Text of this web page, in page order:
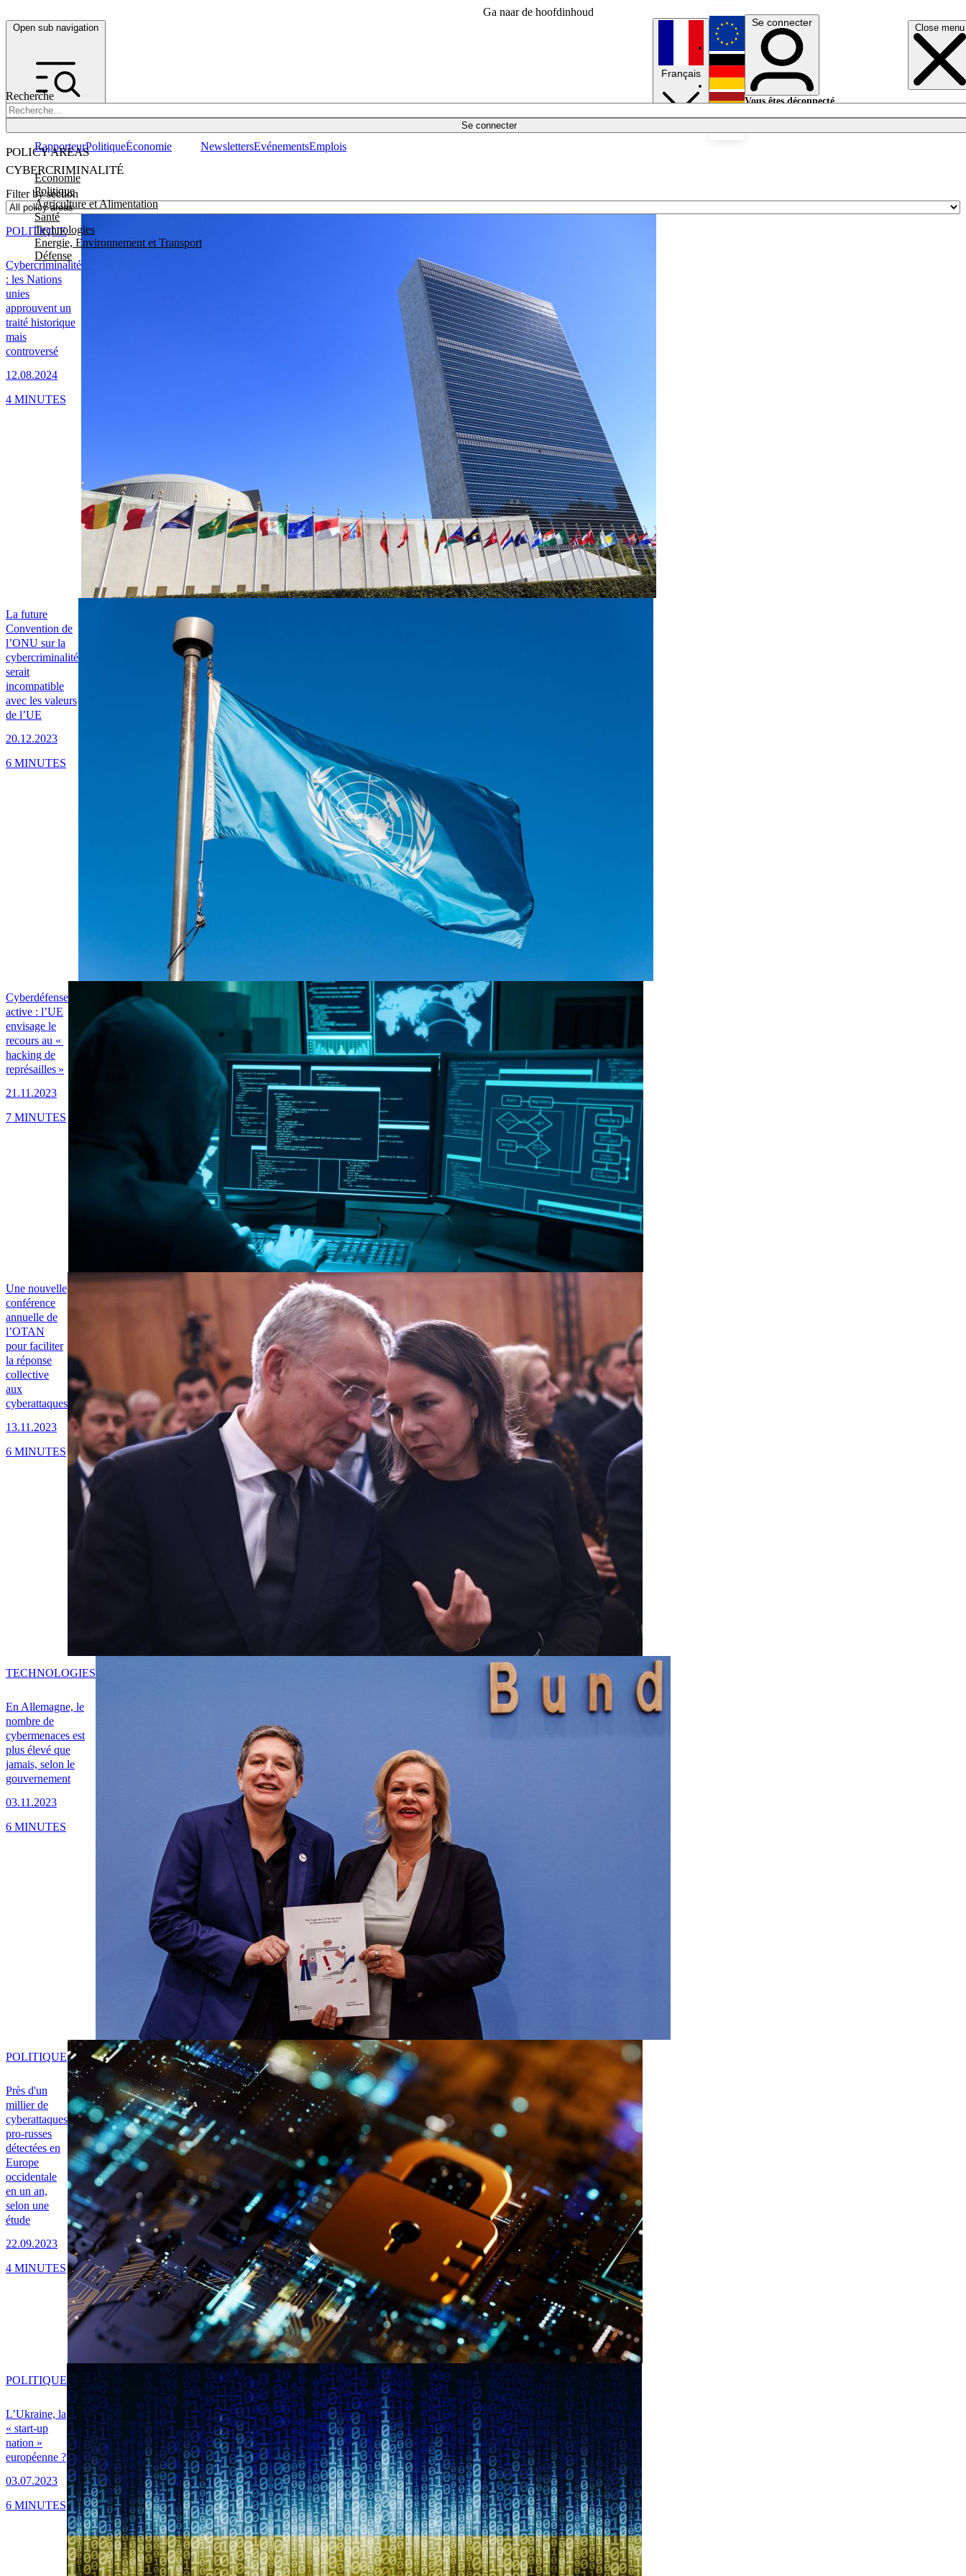
Ga naar de hoofdinhoud
Open sub navigation Close menu
Recherche
Se connecter
POLICY AREAS
Economie
Politique
Agriculture et Alimentation
Santé
Technologies
Energie, Environnement et Transport
Défense
RapporteurPolitiqueÉconomie NewslettersEvénementsEmplois
Français
English
Deutsch
Se connecter
Vous êtes déconnecté.
CYBERCRIMINALITÉ
Filter by section
Cybercriminalité
: les Nations
unies
approuvent un
traité historique
mais
controversé
12.08.2024
POLITIQUE
4 MINUTES
La future
Convention de
l’ONU sur la
cybercriminalité
serait
incompatible
avec les valeurs
de l’UE
20.12.2023
6 MINUTES
Cyberdéfense
active : l’UE
envisage le
recours au «
hacking de
représailles »
21.11.2023
7 MINUTES
Une nouvelle
conférence
annuelle de
l’OTAN
pour faciliter
la réponse
collective
aux
cyberattaques
13.11.2023
6 MINUTES
En Allemagne, le
nombre de
cybermenaces est
plus élevé que
jamais, selon le
gouvernement
03.11.2023
TECHNOLOGIES
6 MINUTES
Près d'un
millier de
cyberattaques
pro-russes
détectées en
Europe
occidentale
en un an,
selon une
étude
22.09.2023
POLITIQUE
4 MINUTES
L’Ukraine, la
« start-up
nation »
européenne ?
03.07.2023
POLITIQUE
6 MINUTES